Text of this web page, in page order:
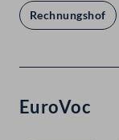
Rechnungshof
EuroVoc